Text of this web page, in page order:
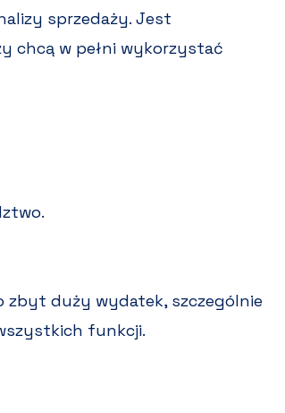
sprzedaży. Jest
chcą w pełni wykorzystać
zbyt duży wydatek, szczególnie
funkcji.